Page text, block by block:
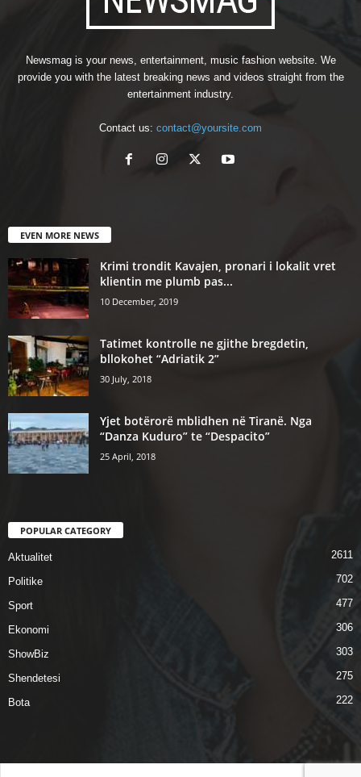
Newsmag is your news, entertainment, music fashion website. We
provide you with the latest breaking news and videos straight from the
entertainment industry.
Contact us: contact@yoursite.com
EVEN MORE NEWS
Krimi trondit Kavajen, pronari i lokalit vret
klientin me plumb pas...
10 December, 2019
Tatimet kontrolle ne gjithe bregdetin,
bllokohet “Adriatik 2”
30 July, 2018
Yjet botërorë mblidhen në Tiranë. Nga
“Danza Kuduro” te “Despacito”
25 April, 2018
POPULAR CATEGORY
Aktualitet 2611
Politike 702
Sport 477
Ekonomi 306
ShowBiz 303
Shendetesi 275
Bota 222